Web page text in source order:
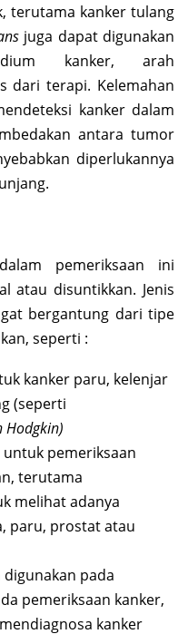
terutama kanker tulang
juga dapat digunakan
kanker, arah
dari terapi. Kelemahan
kanker dalam
antara tumor
diperlukannya
pemeriksaan ini
atau disuntikkan. Jenis
bergantung dari tipe
seperti :
kanker paru, kelenjar
(seperti
Hodgkin)
pemeriksaan
terutama
melihat adanya
paru, prostat atau
pada
pemeriksaan kanker,
kanker